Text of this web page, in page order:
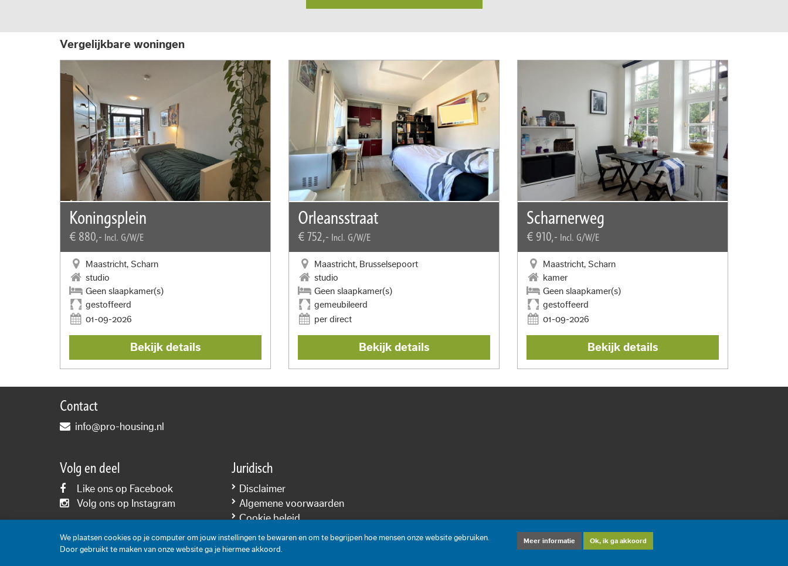
Vergelijkbare woningen
Koningsplein
€ 880,- Incl. G/W/E
Maastricht, Scharn
studio
Geen slaapkamer(s)
gestoffeerd
01-09-2026
Bekijk details
Orleansstraat
€ 752,- Incl. G/W/E
Maastricht, Brusselsepoort
studio
Geen slaapkamer(s)
gemeubileerd
per direct
Bekijk details
Scharnerweg
€ 910,- Incl. G/W/E
Maastricht, Scharn
kamer
Geen slaapkamer(s)
gestoffeerd
01-09-2026
Bekijk details
Contact
info@pro-housing.nl
Volg en deel
Like ons op Facebook
Volg ons op Instagram
Juridisch
Disclaimer
Algemene voorwaarden
Cookie beleid
Privacyverklaring
We plaatsen cookies op je computer om jouw instellingen te bewaren en om te begrijpen hoe mensen onze website gebruiken.
Door gebruikt te maken van onze website ga je hiermee akkoord.
Meer informatie Ok, ik ga akkoord